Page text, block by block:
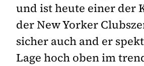
und ist heute einer der
der New Yorker
sicher auch and er
Lage hoch oben im